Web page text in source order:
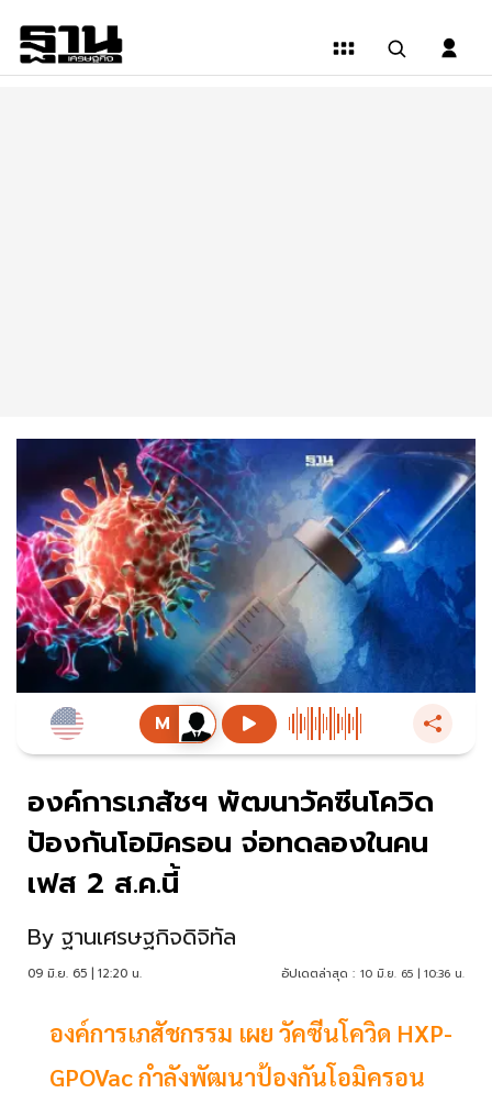
องค์การเภสัชฯ พัฒนาวัคซีนโควิด
ป้องกันโอมิครอน จ่อทดลองในคน
เฟส 2 ส.ค.นี้
By ฐานเศรษฐกิจดิจิทัล
09 มิ.ย. 65 | 12:20 น. อัปเดตล่าสุด : 10 มิ.ย. 65 | 10:36 น.
องค์การเภสัชกรรม เผย วัคซีนโควิด HXP-
GPOVac กำลังพัฒนาป้องกันโอมิครอน